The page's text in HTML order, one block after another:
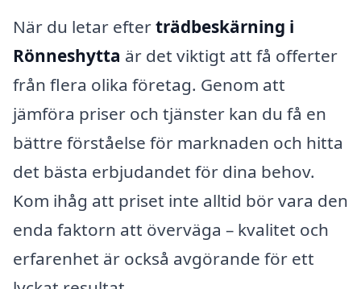
När du letar efterträdbeskärning i
Rönneshytta är det viktigt att få offerter
från flera olika företag. Genom att
jämföra priser och tjänster kan du få en
bättre förståelse för marknaden och hitta
det bästa erbjudandet för dina behov.
Kom ihåg att priset inte alltid bör vara den
enda faktorn att överväga – kvalitet och
erfarenhet är också avgörande för ett